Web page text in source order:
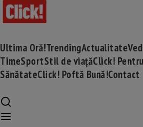
Ultima Oră!TrendingActualitate
TimeSportStil de viațăClick!
SănătateClick! Poftă Bună!Contact